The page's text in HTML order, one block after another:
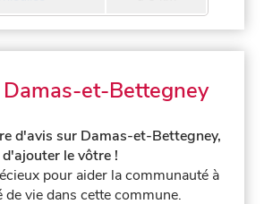
et-Bettegney
d'avis sur Damas-et-Bettegney,
le vôtre !
pour aider la communauté à
de vie dans cette commune.